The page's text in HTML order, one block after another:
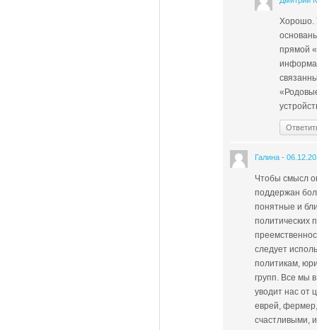
Хорошо.
прямой
Галина -
Чтобы смысл
поддержан
понятные и
политических
следует
политикам,
групп. Все мы
уводит нас от
еврей,
счастливыми,